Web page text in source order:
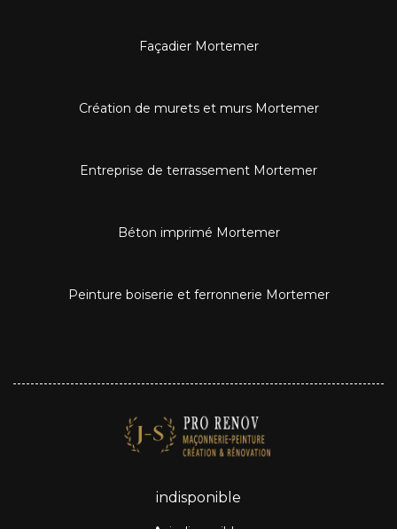
Façadier Mortemer
Création de murets et murs Mortemer
Entreprise de terrassement Mortemer
Béton imprimé Mortemer
Peinture boiserie et ferronnerie Mortemer
indisponible